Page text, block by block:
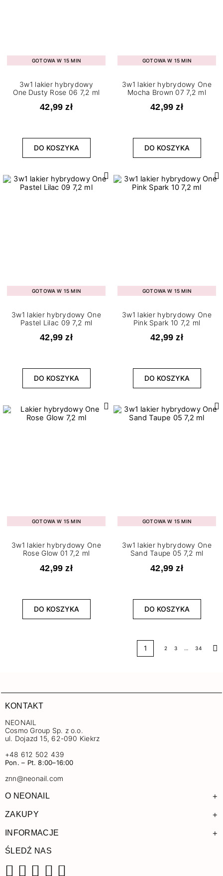
GOTOWA W 15 MIN
3w1 lakier hybrydowy
One Dusty Rose 06 7,2 ml
42,99 zł
DO KOSZYKA
GOTOWA W 15 MIN
3w1 lakier hybrydowy One
Mocha Brown 07 7,2 ml
42,99 zł
DO KOSZYKA
GOTOWA W 15 MIN
3w1 lakier hybrydowy One
Pastel Lilac 09 7,2 ml
42,99 zł
DO KOSZYKA
GOTOWA W 15 MIN
3w1 lakier hybrydowy One
Pink Spark 10 7,2 ml
42,99 zł
DO KOSZYKA
GOTOWA W 15 MIN
3w1 lakier hybrydowy One
Rose Glow 01 7,2 ml
42,99 zł
DO KOSZYKA
GOTOWA W 15 MIN
3w1 lakier hybrydowy One
Sand Taupe 05 7,2 ml
42,99 zł
DO KOSZYKA
1 2 3 … 34
KONTAKT
NEONAIL
Cosmo Group Sp. z o.o.
ul. Dojazd 15, 62-090 Kiekrz
+48 612 502 439
Pon. – Pt. 8:00–16:00
znn@neonail.com
O NEONAIL +
ZAKUPY +
INFORMACJE +
ŚLEDŹ NAS